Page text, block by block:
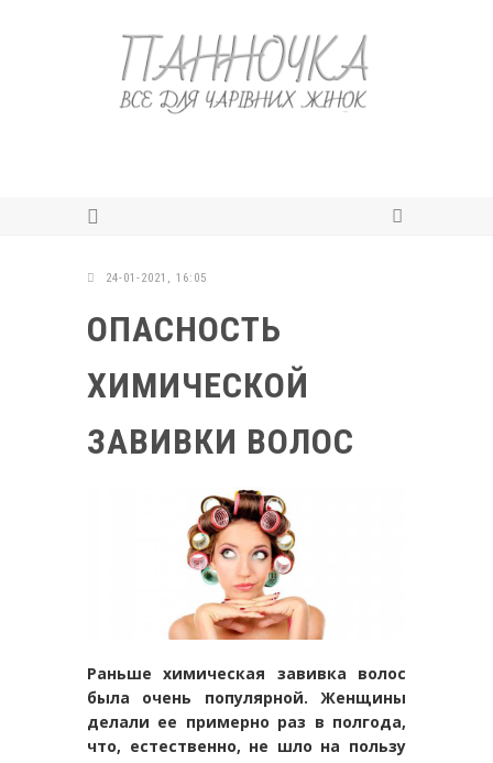
24-01-2021, 16:05
ОПАСНОСТЬ
ХИМИЧЕСКОЙ
ЗАВИВКИ ВОЛОС
Раньше химическая завивка волос
была очень популярной. Женщины
делали ее примерно раз в полгода,
что, естественно, не шло на пользу